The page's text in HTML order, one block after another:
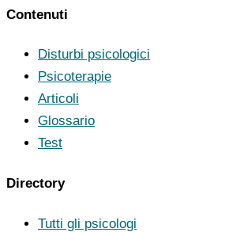
Contenuti
Disturbi psicologici
Psicoterapie
Articoli
Glossario
Test
Directory
Tutti gli psicologi